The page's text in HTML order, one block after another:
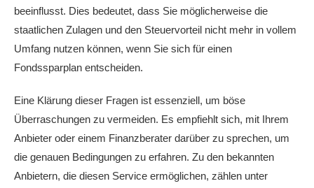
beeinflusst. Dies bedeutet, dass Sie möglicherweise die
staatlichen Zulagen und den Steuervorteil nicht mehr in vollem
Umfang nutzen können, wenn Sie sich für einen
Fondssparplan entscheiden.
Eine Klärung dieser Fragen ist essenziell, um böse
Überraschungen zu vermeiden. Es empfiehlt sich, mit Ihrem
Anbieter oder einem Finanzberater darüber zu sprechen, um
die genauen Bedingungen zu erfahren. Zu den bekannten
Anbietern, die diesen Service ermöglichen, zählen unter